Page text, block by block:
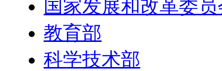
国家发展和改革委
教育部
科学技术部